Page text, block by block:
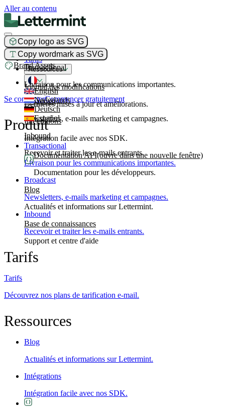
Aller au contenu
Copy logo as SVG
Copy wordmark as SVG
Brand Assets
Produit
Transactional
Livraison pour les communications importantes.
Broadcast
Newsletters, e-mails marketing et campagnes.
Inbound
Recevoir et traiter les e-mails entrants.
Tarifs
Ressources
Journal des modifications
Dernières mises à jour et améliorations.
Intégrations
Intégration facile avec nos SDK.
Documentation API(ouvre dans une nouvelle fenêtre)
Documentation pour les développeurs.
Blog
Actualités et informations sur Lettermint.
Base de connaissances
Support et centre d'aide
English
Nederlands
Deutsch
Español
Se connecterCommencer gratuitement
Produit
Transactional
Livraison pour les communications importantes.
Broadcast
Newsletters, e-mails marketing et campagnes.
Inbound
Recevoir et traiter les e-mails entrants.
Tarifs
Tarifs
Découvrez nos plans de tarification e-mail.
Ressources
Blog
Actualités et informations sur Lettermint.
Intégrations
Intégration facile avec nos SDK.